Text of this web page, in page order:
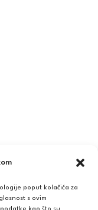
poput kolačića za
s ovim